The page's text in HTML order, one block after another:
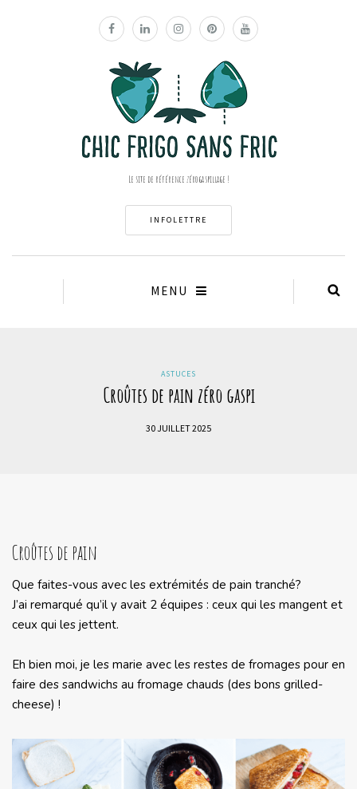
Le site de référence zéro gaspillage !
INFOLETTRE
MENU
ASTUCES
Croûtes de pain zéro gaspi
30 JUILLET 2025
Croûtes de pain
Que faites-vous avec les extrémités de pain tranché?
J’ai remarqué qu’il y avait 2 équipes : ceux qui les mangent et
ceux qui les jettent.
Eh bien moi, je les marie avec les restes de fromages pour en
faire des sandwichs au fromage chauds (des bons grilled-
cheese) !